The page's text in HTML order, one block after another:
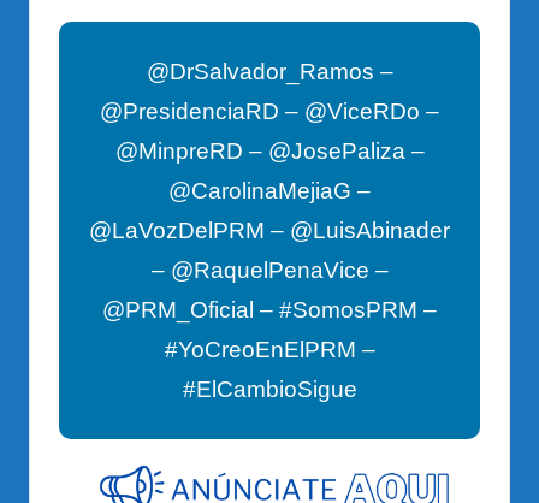
@DrSalvador_Ramos –
@PresidenciaRD – @ViceRDo –
@MinpreRD – @JosePaliza –
@CarolinaMejiaG –
@LaVozDelPRM – @LuisAbinader
– @RaquelPenaVice –
@PRM_Oficial – #SomosPRM –
#YoCreoEnElPRM –
#ElCambioSigue